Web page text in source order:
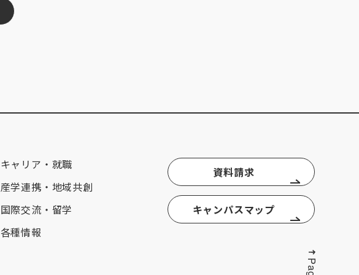
キャリア・就職
産学連携・地域共創
国際交流・留学
各種情報
資料請求
キャンパスマップ